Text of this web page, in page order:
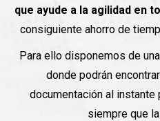
que ayude a la agilidad en
consiguiente ahorro de
Para ello disponemos de
donde podrán
documentación al instante
siempre que